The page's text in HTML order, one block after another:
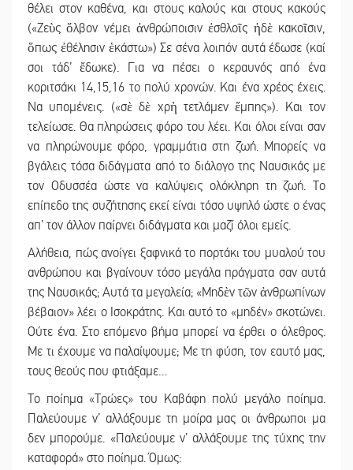
θέλει στον καθένα, και στους καλούς και στους κακούς
(«Ζεὺς ὄλβον νέμει ἀνθρώποισιν ἐσθλοῖς ἠδὲ κακοῖσιν,
ὅπως ἐθέλησιν ἑκάστω») Σε σένα λοιπόν αυτά έδωσε (καί
σοι τάδ’ ἔδωκε). Για να πέσει ο κεραυνός από ένα
κοριτσάκι 14,15,16 το πολύ χρονών. Και ένα χρέος έχεις.
Να υπομένεις. («σὲ δὲ χρὴ τετλάμεν ἔμπης»). Και τον
τελείωσε. Θα πληρώσεις φόρο του λέει. Και όλοι είναι σαν
να πληρώνουμε φόρο, γραμμάτια στη ζωή. Μπορείς να
βγάλεις τόσα διδάγματα από το διάλογο της Ναυσικάς με
τον Οδυσσέα ώστε να καλύψεις ολόκληρη τη ζωή. Το
επίπεδο της συζήτησης εκεί είναι τόσο υψηλό ώστε ο ένας
απ’ τον άλλον παίρνει διδάγματα και μαζί όλοι εμείς.
Αλήθεια, πώς ανοίγει ξαφνικά το πορτάκι του μυαλού του
ανθρώπου και βγαίνουν τόσο μεγάλα πράγματα σαν αυτά
της Ναυσικάς; Αυτά τα μεγαλεία; «Μηδὲν τῶν ἀνθρωπίνων
βέβαιον» λέει ο Ισοκράτης. Και αυτό το «μηδέν» σκοτώνει.
Ούτε ένα. Στο επόμενο βήμα μπορεί να έρθει ο όλεθρος.
Με τι έχουμε να παλαίψουμε; Με τη φύση, τον εαυτό μας,
τους θεούς που φτιάξαμε…
Το ποίημα «Τρώες» του Καβάφη πολύ μεγάλο ποίημα.
Παλεύουμε ν’ αλλάξουμε τη μοίρα μας οι άνθρωποι μα
δεν μπορούμε. «Παλεύουμε ν’ αλλάξουμε της τύχης την
καταφορά» στο ποίημα. Όμως: